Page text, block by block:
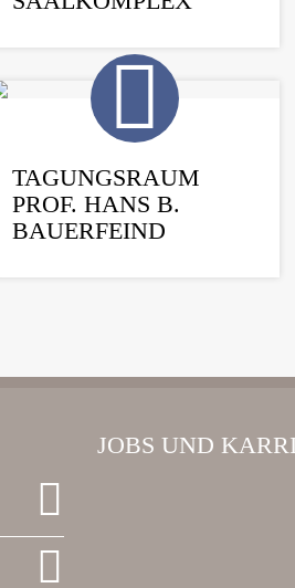
TAGUNGSRAUM
PROF. HANS B.
BAUERFEIND
JOBS UND